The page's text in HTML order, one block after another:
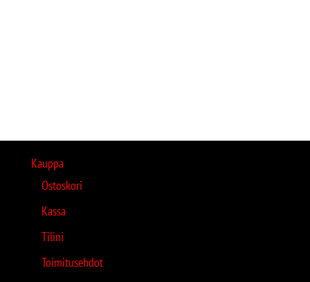
Kauppa
Ostoskori
Kassa
Tilini
Toimitusehdot